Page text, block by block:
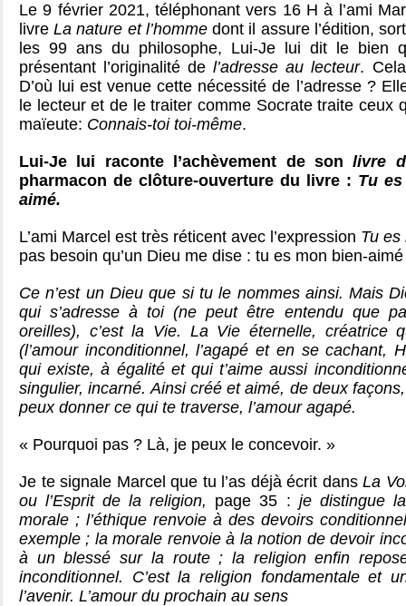
Le 9 février 2021, téléphonant vers 16 H à l’ami
livreLa nature et l’hommedont il assure l’édition,
les 99 ans du philosophe, Lui-Je lui dit le bien
présentant l’originalité del’adresse au lecteur.
D’où lui est venue cette nécessité de l’adresse ?
le lecteur et de le traiter comme Socrate traite ceux
maïeute: Connais-toi toi-même.
Lui-Je lui raconte l’achèvement de sonlivre
pharmacon de clôture-ouverture du livre : Tu
aimé.
L’ami Marcel est très réticent avec l’expression Tu es
pas besoin qu’un Dieu me dise : tu es mon bien-
Ce n’est un Dieu que si tu le nommes ainsi. Mais
qui s’adresse à toi (ne peut être entendu que
oreilles), c’est la Vie. La Vie éternelle, créatrice
(l’amour inconditionnel, l’agapé et en se cachant,
qui existe, à égalité et qui t’aime aussi
singulier, incarné. Ainsi créé et aimé, de deux
peux donner ce qui te traverse, l’amour agapé.
« Pourquoi pas ? Là, je peux le concevoir. »
Je te signale Marcel que tu l’as déjà écrit dans La
ou l’Esprit de la religion, page 35 : je distingue
morale ; l’éthique renvoie à des devoirs
exemple ; la morale renvoie à la notion de devoir
à un blessé sur la route ; la religion enfin
inconditionnel. C’est la religion fondamentale et
l’avenir. L’amour du prochain au sens